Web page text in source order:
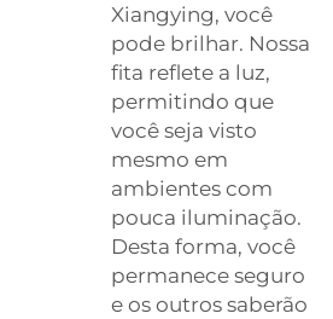
Xiangying, você
pode brilhar. Nossa
fita reflete a luz,
permitindo que
você seja visto
mesmo em
ambientes com
pouca iluminação.
Desta forma, você
permanece seguro
e os outros saberão